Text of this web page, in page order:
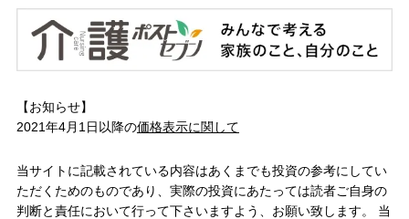
【お知らせ】
2021年4月1日以降の価格表示に関して
当サイトに記載されている内容はあくまでも投資の参考にしてい
ただくためのものであり、実際の投資にあたっては読者ご自身の
判断と責任において行って下さいますよう、お願い致します。 当